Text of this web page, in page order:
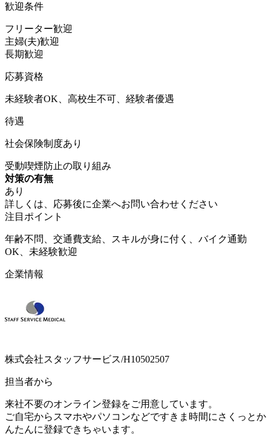
歓迎条件
フリーター歓迎
主婦(夫)歓迎
長期歓迎
応募資格
未経験者OK、高校生不可、経験者優遇
待遇
社会保険制度あり
受動喫煙防止の取り組み
対策の有無
あり
詳しくは、応募後に企業へお問い合わせください
注目ポイント
年齢不問、交通費支給、スキルが身に付く、バイク通勤
OK、未経験歓迎
企業情報
株式会社スタッフサービス/H10502507
担当者から
来社不要のオンライン登録をご用意しています。
ご自宅からスマホやパソコンなどですきま時間にさくっとか
んたんに登録できちゃいます。